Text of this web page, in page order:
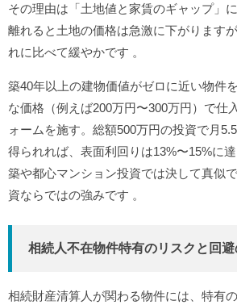
その理由は「土地値と家賃のギャップ」
離れると土地の価格は急激に下がります
れに比べて緩やかです 。
築40年以上の建物価値がゼロに近い物件
な価格（例えば200万円〜300万円）で仕
ォームを施す。総額500万円の投資で月
得られれば、表面利回りは13%〜15%に
築や都心マンション投資では決して真似
資ならではの強みです 。
相続人不在物件特有のリスクと回避
相続財産清算人が関わる物件には、特有